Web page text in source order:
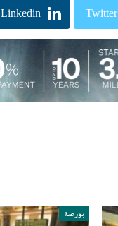
Twitter
Linkedin
بورصة